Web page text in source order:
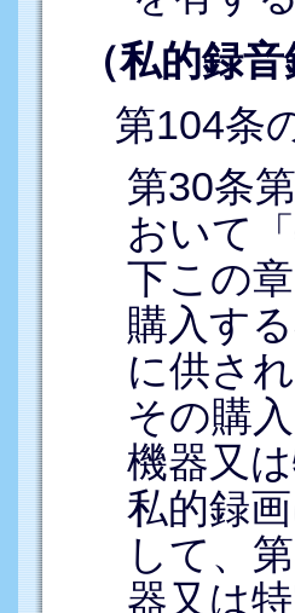
（私的録
第104条
第30条
おいて
下この
購入す
に供さ
その購
機器又
私的録
して、
器又は